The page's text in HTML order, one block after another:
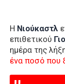
Η Νιούκαστλ
επιθετικού
ημέρα της
ένα ποσό που